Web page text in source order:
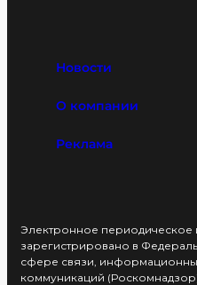
Новости
О компании
Реклама
Электронное периодическое
зарегистрировано в
сфере связи,
коммуникаций (Роскомнадзор)